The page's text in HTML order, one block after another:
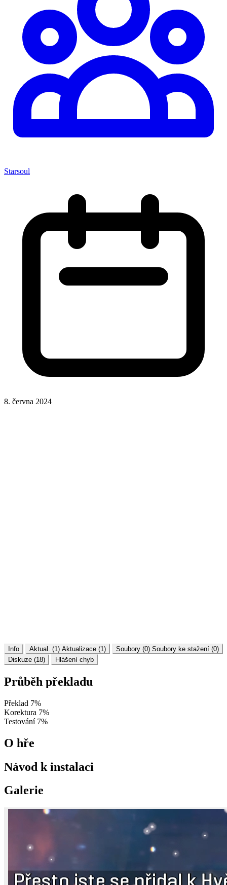
Starsoul
8. června 2024
Info Aktual. (1) Aktualizace (1) Soubory (0) Soubory ke stažení (0)
Diskuze (18)
Hlášení chyb
Průběh překladu
Překlad 7%
Korektura 7%
Testování 7%
O hře
Návod k instalaci
Galerie